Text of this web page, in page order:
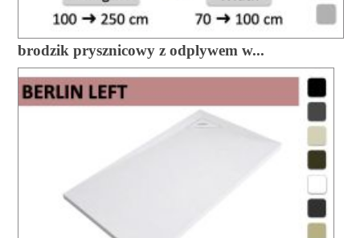
brodzik prysznicowy z odplywem w...